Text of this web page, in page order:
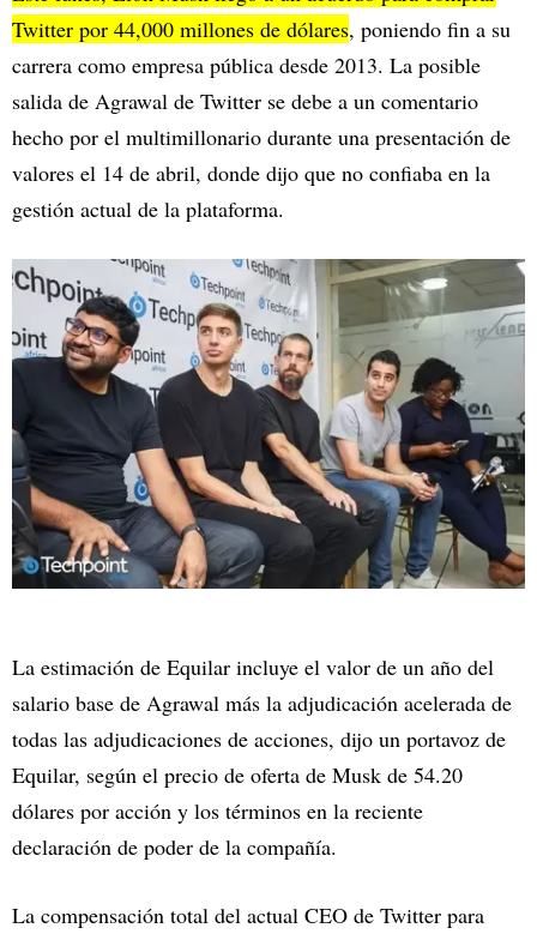
Twitter por 44,000 millones de dólares, poniendo fin a su
carrera como empresa pública desde 2013. La posible
salida de Agrawal de Twitter se debe a un comentario
hecho por el multimillonario durante una presentación de
valores el 14 de abril, donde dijo que no confiaba en la
gestión actual de la plataforma.
La estimación de Equilar incluye el valor de un año del
salario base de Agrawal más la adjudicación acelerada de
todas las adjudicaciones de acciones, dijo un portavoz de
Equilar, según el precio de oferta de Musk de 54.20
dólares por acción y los términos en la reciente
declaración de poder de la compañía.
La compensación total del actual CEO de Twitter para